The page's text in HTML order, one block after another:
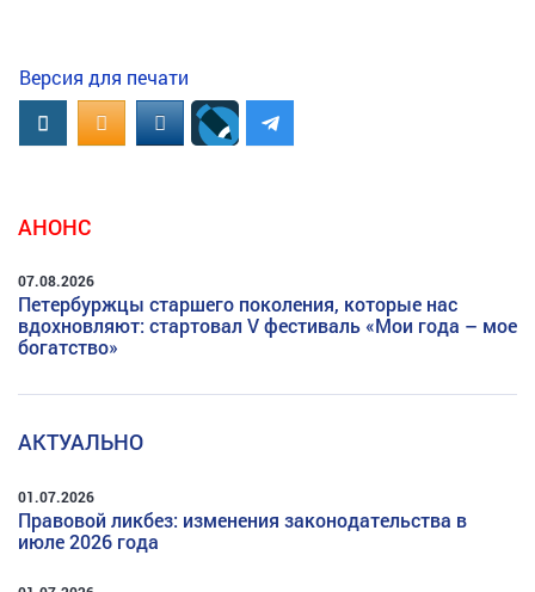
Версия для печати
ВконтактеOK.RUMAIL.RU
АНОНС
07.08.2026
Петербуржцы старшего поколения, которые нас
вдохновляют: стартовал V фестиваль «Мои года – мое
богатство»
АКТУАЛЬНО
01.07.2026
Правовой ликбез: изменения законодательства в
июле 2026 года